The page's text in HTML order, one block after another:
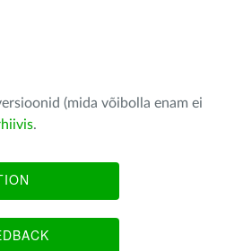
(mida võibolla enam ei
.